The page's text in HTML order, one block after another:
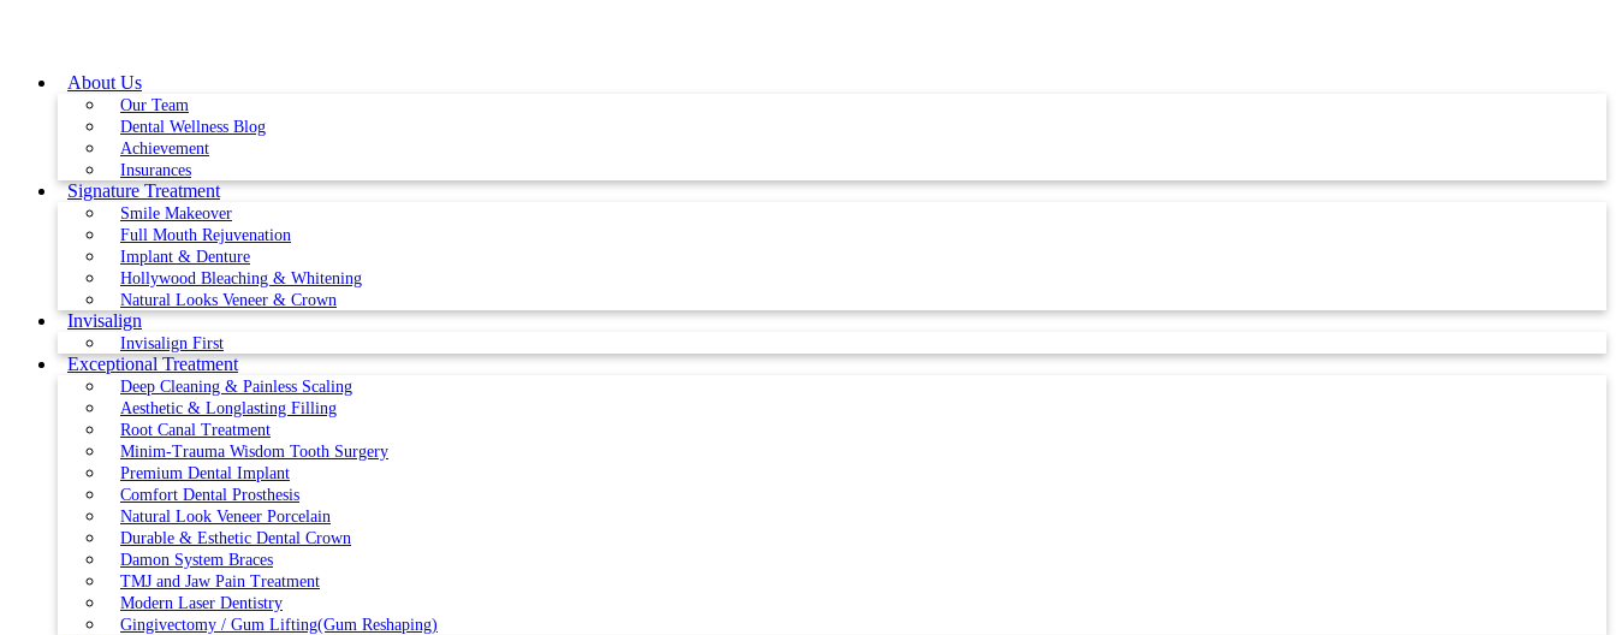
About Us
Our Team
Dental Wellness Blog
Achievement
Insurances
Signature Treatment
Smile Makeover
Full Mouth Rejuvenation
Implant & Denture
Hollywood Bleaching & Whitening
Natural Looks Veneer & Crown
Invisalign
Invisalign First
Exceptional Treatment
Deep Cleaning & Painless Scaling
Aesthetic & Longlasting Filling
Root Canal Treatment
Minim-Trauma Wisdom Tooth Surgery
Premium Dental Implant
Comfort Dental Prosthesis
Natural Look Veneer Porcelain
Durable & Esthetic Dental Crown
Damon System Braces
TMJ and Jaw Pain Treatment
Modern Laser Dentistry
Gingivectomy / Gum Lifting(Gum Reshaping)